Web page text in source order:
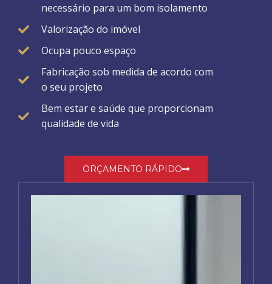
necessário para um bom isolamento
Valorização do imóvel
Ocupa pouco espaço
Fabricação sob medida de acordo com
o seu projeto
Bem estar e saúde que proporcionam
qualidade de vida
ORÇAMENTO RÁPIDO